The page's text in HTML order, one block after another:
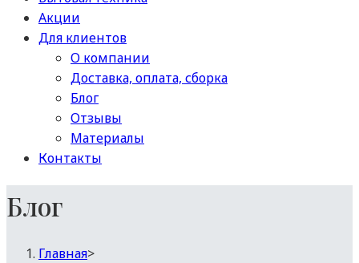
Акции
Для клиентов
О компании
Доставка, оплата, сборка
Блог
Отзывы
Материалы
Контакты
Блог
Главная>